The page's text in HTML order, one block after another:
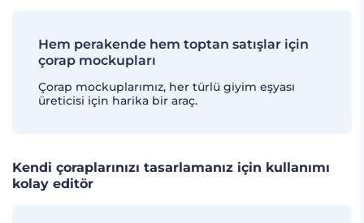
Hem perakende hem toptan satışlar için
çorap mockupları
Çorap mockuplarımız, her türlü giyim eşyası
üreticisi için harika bir araç.
Kendi çoraplarınızı tasarlamanız için kullanımı
kolay editör